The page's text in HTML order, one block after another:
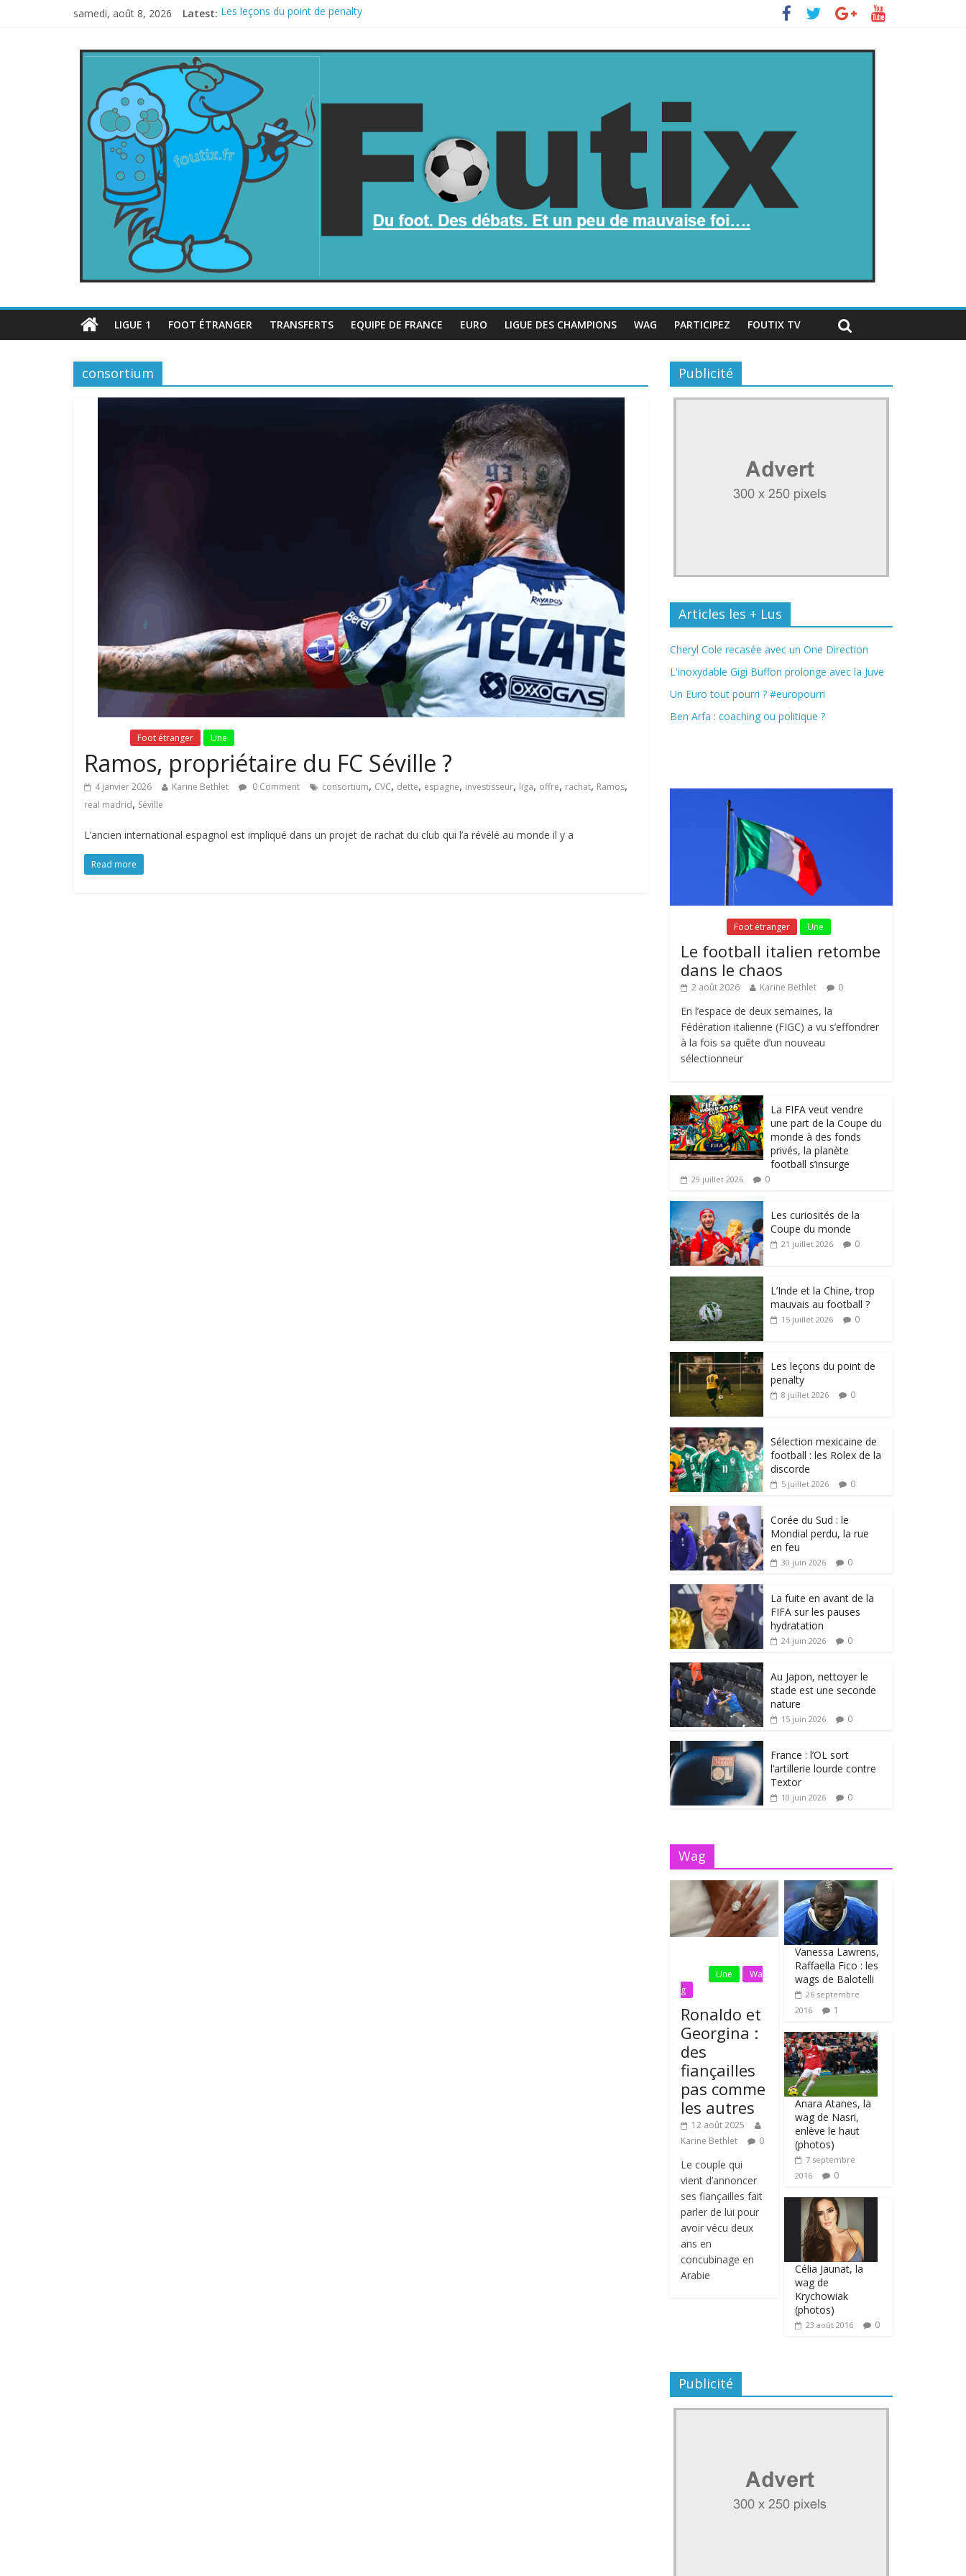
samedi, août 8, 2026 Latest: Les leçons du point de penalty
Les curiosités de la Coupe du monde
L’Inde et la Chine, trop mauvais au football ?
LIGUE 1 FOOT ÉTRANGER TRANSFERTS EQUIPE DE FRANCE EURO LIGUE DES CHAMPIONS WAG PARTICIPEZ FOUTIX TV
consortium
Foot étranger Une
Ramos, propriétaire du FC Séville ?
4 janvier 2026 Karine Bethlet 0 Comment consortium, CVC, dette, espagne, investisseur, liga, offre, rachat, Ramos,
real madrid, Séville
L’ancien international espagnol est impliqué dans un projet de rachat du club qui l’a révélé au monde il y a
Read more
Publicité
Articles les + Lus
Cheryl Cole recasée avec un One Direction
L'inoxydable Gigi Buffon prolonge avec la Juve
Un Euro tout pourri ? #europourri
Ben Arfa : coaching ou politique ?
Foot étranger Une
Le football italien retombe
dans le chaos
2 août 2026 Karine Bethlet 0
En l’espace de deux semaines, la
Fédération italienne (FIGC) a vu s’effondrer
à la fois sa quête d’un nouveau
sélectionneur
La FIFA veut vendre
une part de la Coupe du
monde à des fonds
privés, la planète
football s’insurge
29 juillet 2026 0
Les curiosités de la
Coupe du monde
21 juillet 2026 0
L’Inde et la Chine, trop
mauvais au football ?
15 juillet 2026 0
Les leçons du point de
penalty
8 juillet 2026 0
Sélection mexicaine de
football : les Rolex de la
discorde
5 juillet 2026 0
Corée du Sud : le
Mondial perdu, la rue
en feu
30 juin 2026 0
La fuite en avant de la
FIFA sur les pauses
hydratation
24 juin 2026 0
Au Japon, nettoyer le
stade est une seconde
nature
15 juin 2026 0
France : l’OL sort
l’artillerie lourde contre
Textor
10 juin 2026 0
Wag
Une
Wa
g
Ronaldo et
Georgina :
des
fiançailles
pas comme
les autres
12 août 2025
Karine Bethlet
0
Le couple qui
vient d’annoncer
ses fiançailles fait
parler de lui pour
avoir vécu deux
ans en
concubinage en
Arabie
Vanessa Lawrens,
Raffaella Fico : les
wags de Balotelli
26 septembre
2016
1
Anara Atanes, la
wag de Nasri,
enlève le haut
(photos)
7 septembre
2016
0
Célia Jaunat, la
wag de
Krychowiak
(photos)
23 août 2016 0
Publicité